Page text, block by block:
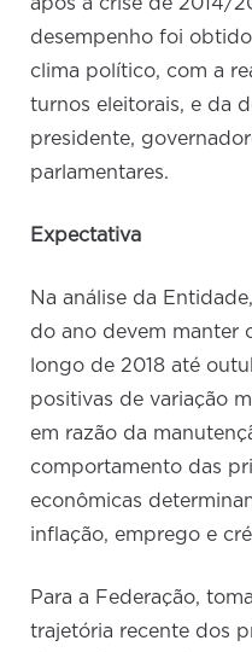
desempenho foi
clima político, com a
turnos eleitorais, e da
presidente,
parlamentares.
Expectativa
Na análise da
do ano devem manter
longo de 2018 até
positivas de variação
em razão da
comportamento das
econômicas
inflação, emprego e
Para a Federação,
trajetória recente dos